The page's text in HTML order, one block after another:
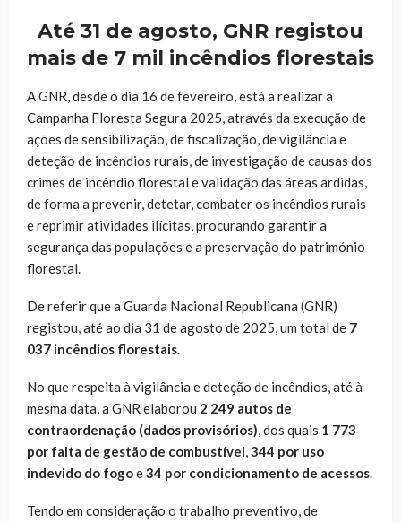
Até 31 de agosto, GNR registou
mais de 7 mil incêndios florestais
A GNR, desde o dia 16 de fevereiro, está a realizar a
Campanha Floresta Segura 2025, através da execução de
ações de sensibilização, de fiscalização, de vigilância e
deteção de incêndios rurais, de investigação de causas dos
crimes de incêndio florestal e validação das áreas ardidas,
de forma a prevenir, detetar, combater os incêndios rurais
e reprimir atividades ilícitas, procurando garantir a
segurança das populações e a preservação do património
florestal.
De referir que a Guarda Nacional Republicana (GNR)
registou, até ao dia 31 de agosto de 2025, um total de 7
037 incêndios florestais.
No que respeita à vigilância e deteção de incêndios, até à
mesma data, a GNR elaborou 2 249 autos de
contraordenação (dados provisórios), dos quais 1 773
por falta de gestão de combustível,344 por uso
indevido do fogoe34 por condicionamento de acessos.
Tendo em consideração o trabalho preventivo, de